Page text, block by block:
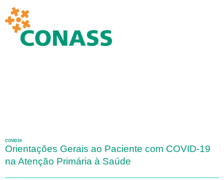
COVID19
Orientações Gerais ao Paciente com COVID-19
na Atenção Primária à Saúde